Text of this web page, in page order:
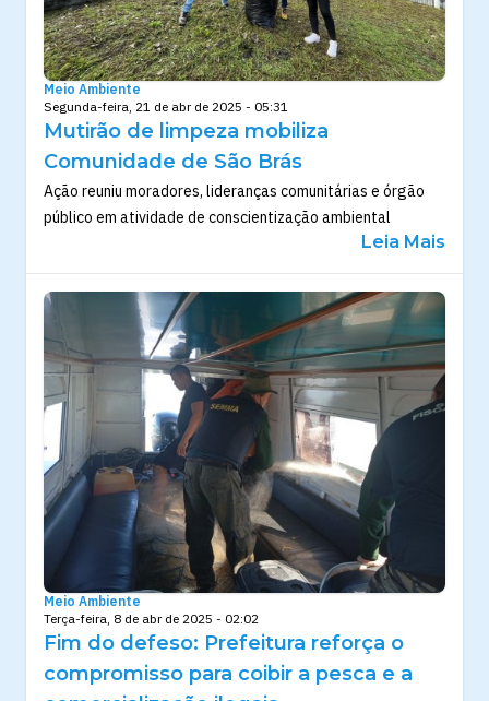
Meio Ambiente
Segunda-feira, 21 de abr de 2025 - 05:31
Mutirão de limpeza mobiliza
Comunidade de São Brás
Ação reuniu moradores, lideranças comunitárias e órgão
público em atividade de conscientização ambiental
Leia Mais
Meio Ambiente
Terça-feira, 8 de abr de 2025 - 02:02
Fim do defeso: Prefeitura reforça o
compromisso para coibir a pesca e a